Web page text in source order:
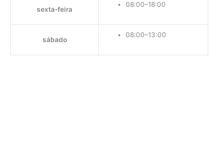
sexta-feira
08:00–18:00
sábado
08:00–13:00